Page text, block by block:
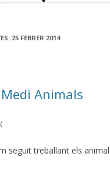
25 FEBRER 2014
Animals
seguit treballant els